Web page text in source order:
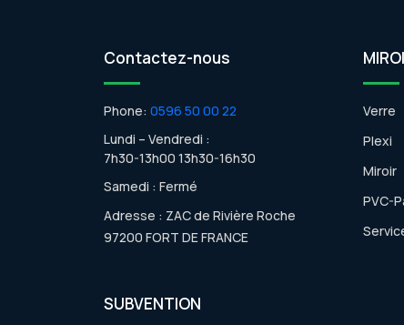
Contactez-nous
Phone: 0596 50 00 22
Lundi – Vendredi :
7h30-13h00 13h30-16h30
Samedi : Fermé
Adresse : ZAC de Rivière Roche
97200 FORT DE FRANCE
Verre
Plexi
Miroir
PVC-
SUBVENTION